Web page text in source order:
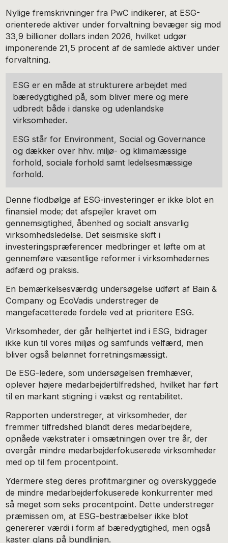
Nylige fremskrivninger fra PwC indikerer, at ESG-
orienterede aktiver under forvaltning bevæger sig mod
33,9 billioner dollars inden 2026, hvilket udgør
imponerende 21,5 procent af de samlede aktiver under
forvaltning.
ESG er en måde at strukturere arbejdet med
bæredygtighed på, som bliver mere og mere
udbredt både i danske og udenlandske
virksomheder.
ESG står for Environment, Social og Governance
og dækker over hhv. miljø- og klimamæssige
forhold, sociale forhold samt ledelsesmæssige
forhold.
Denne flodbølge af ESG-investeringer er ikke blot en
finansiel mode; det afspejler kravet om
gennemsigtighed, åbenhed og socialt ansvarlig
virksomhedsledelse. Det seismiske skift i
investeringspræferencer medbringer et løfte om at
gennemføre væsentlige reformer i virksomhedernes
adfærd og praksis.
En bemærkelsesværdig undersøgelse udført af Bain &
Company og EcoVadis understreger de
mangefacetterede fordele ved at prioritere ESG.
Virksomheder, der går helhjertet ind i ESG, bidrager
ikke kun til vores miljøs og samfunds velfærd, men
bliver også belønnet forretningsmæssigt.
De ESG-ledere, som undersøgelsen fremhæver,
oplever højere medarbejdertilfredshed, hvilket har ført
til en markant stigning i vækst og rentabilitet.
Rapporten understreger, at virksomheder, der
fremmer tilfredshed blandt deres medarbejdere,
opnåede vækstrater i omsætningen over tre år, der
overgår mindre medarbejderfokuserede virksomheder
med op til fem procentpoint.
Ydermere steg deres profitmarginer og overskyggede
de mindre medarbejderfokuserede konkurrenter med
så meget som seks procentpoint. Dette understreger
præmissen om, at ESG-bestræbelser ikke blot
genererer værdi i form af bæredygtighed, men også
kaster glans på bundlinjen.